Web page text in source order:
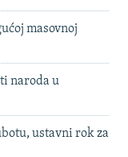
masovnoj
naroda u
ustavni rok za